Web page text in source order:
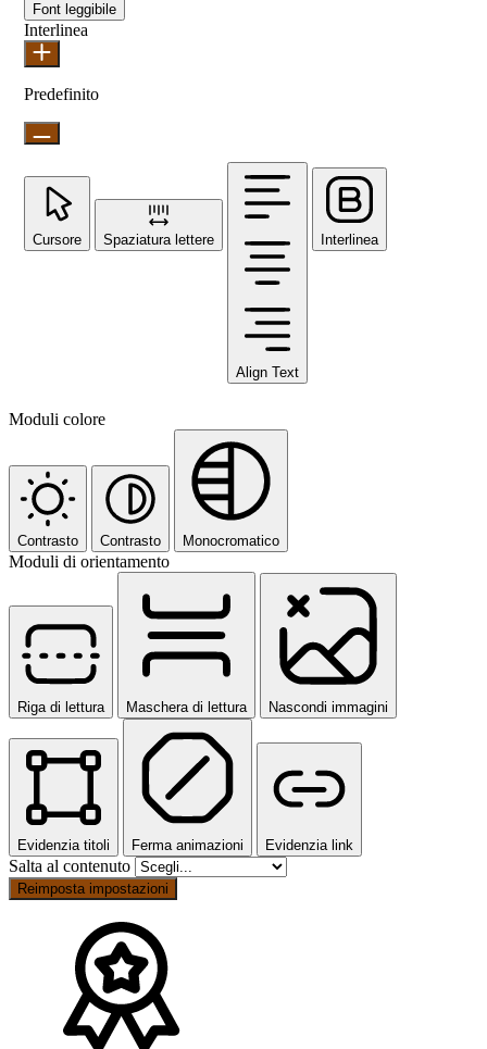
Font leggibile
Interlinea
Predefinito
Cursore Spaziatura lettere
Align Text
Interlinea
Moduli colore
Contrasto Contrasto Monocromatico
Moduli di orientamento
Riga di lettura Maschera di lettura Nascondi immagini
Evidenzia titoli Ferma animazioni Evidenzia link
Salta al contenuto
Reimposta impostazioni